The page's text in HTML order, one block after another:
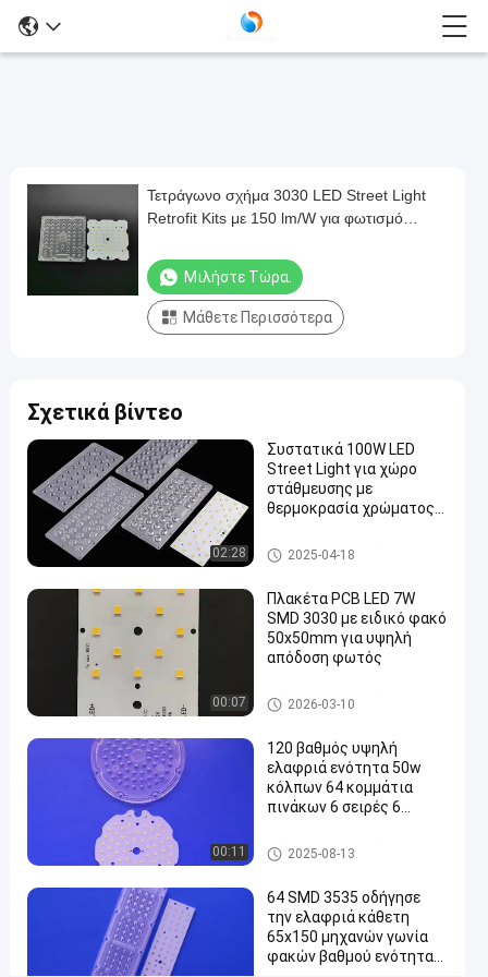
Τετράγωνο
σχήμα
3030
LED
Kits
με
150
lm/W
για
φωτισμό
τούνελ
Ο φωτεινός
σηματοδότης
των οδηγήσεων
τοποθετεί
όπισθεν τις
εξαρτήσεις
2026-
03-30
2814
απόψεις
Συμμετοχή
οδηγημένοι
φωτεινοί
σηματοδότες
τοποθετούν
Τετράγωνο σχήμα 3030 LED Street Light
Retrofit Kits με 150 lm/W για φωτισμό
Μιλήστε Τώρα.
Μάθετε Περισσότερα
Σχετικά βίντεο
02:28
Συστατικά 100W LED
Street Light για χώρο
στάθμευσης με
θερμοκρασία χρώματος
Τμήματα φωτεινών σηματο
δοτών οδηγήσεων
2025-04-18
00:07
Πλακέτα PCB LED 7W
SMD 3030 με ειδικό φακό
50x50mm για υψηλή
απόδοση φωτός
Ενότητα φωτεινών σηματοδ
οτών οδηγήσεων
2026-03-10
00:11
120 βαθμός υψηλή
ελαφριά ενότητα 50w
κόλπων 64 κομμάτια
πινάκων 6 σειρές 6
Ενότητα φωτεινών σηματοδ
οτών οδηγήσεων
2025-08-13
64 SMD 3535 οδήγησε
την ελαφριά κάθετη
65x150 μηχανών γωνία
φακών βαθμού ενότητας